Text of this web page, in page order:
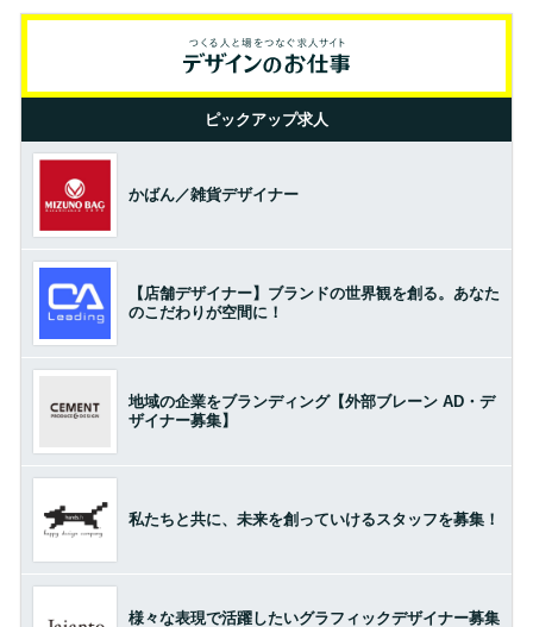
ピックアップ求人
かばん／雑貨デザイナー
【店舗デザイナー】ブランドの世界観を創る。あなた
のこだわりが空間に！
地域の企業をブランディング【外部ブレーン AD・デ
ザイナー募集】
私たちと共に、未来を創っていけるスタッフを募集！
様々な表現で活躍したいグラフィックデザイナー募集